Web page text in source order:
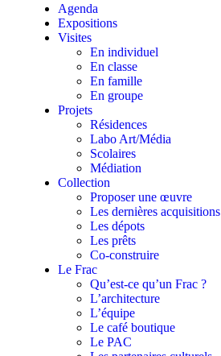
Agenda
Expositions
Visites
En individuel
En classe
En famille
En groupe
Projets
Résidences
Labo Art/Média
Scolaires
Médiation
Collection
Proposer une œuvre
Les dernières acquisitions
Les dépots
Les prêts
Co-construire
Le Frac
Qu’est-ce qu’un Frac ?
L’architecture
L’équipe
Le café boutique
Le PAC